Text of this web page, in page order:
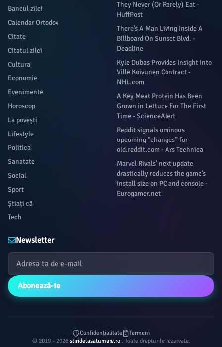
Bancul zilei
Calendar Ortodox
Citate
Citatul zilei
Cultura
Economie
Evenimente
Horoscop
La povești
Lifestyle
Politica
Sanatate
Social
Sport
Știați că
Tech
They Never (Or Rarely) Eat -
HuffPost
There’s A Man Living Inside A
Billboard On Sunset Blvd. -
Deadline
Kyle Dubas Provides Insight into
Ville Koivunen Contract -
NHL.com
A Key Meat Protein Has Been
Grown in Lettuce For The First
Time - ScienceAlert
Reddit signals ominous
upcoming "changes” for
old.reddit.com - Ars Technica
Marvel Rivals’ next update
drastically reduces the game’s
install size on PC and console -
Eurogamer.net
Newsletter
Abonează-te
Confidențialitate
Termeni
© 2019 – 2026 stiridelasatumare.ro . Toate drepturile rezervate.